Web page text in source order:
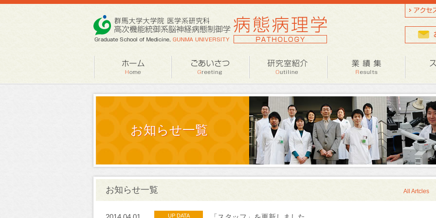
お知らせ一覧
お知らせ一覧 All Artcles
UP DATA